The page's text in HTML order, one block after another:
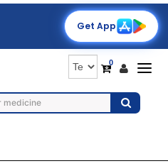
Get App
0